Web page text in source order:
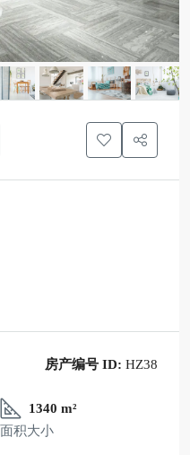
房产编号 ID: HZ38
1340 m²
面积大小